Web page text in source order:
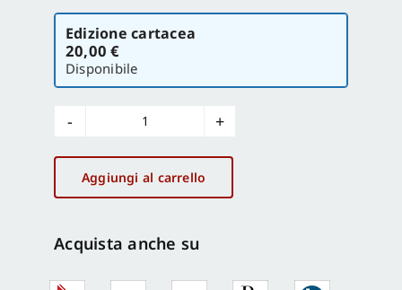
Scegli
versione
Edizione cartacea
20,00 €
Disponibile
L'idea
incisa
quantità
Aggiungi al carrello
Acquista anche su